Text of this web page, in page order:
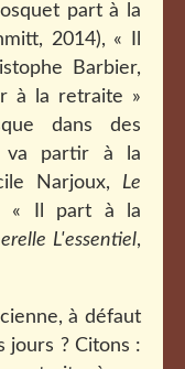
part à la
2014), « Il
Barbier,
à la retraite »
dans des
va partir à la
Narjoux, Le
« Il part à la
L'essentiel,
à défaut
jours ? Citons :